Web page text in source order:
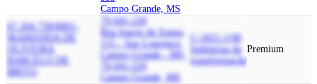
Campo Grande, MS
67.204.739/0001-
96AMANDA DE
OLIVEIRA
BARCELO DE
BRITO
79.041-220
Rua Inacio de Souza,
155 - Sao Lourenco,
Campo Grande - MS,
79.041-220
Campo Grande, MS
C-1821-1/00
Indústrias da
transformação
Premium